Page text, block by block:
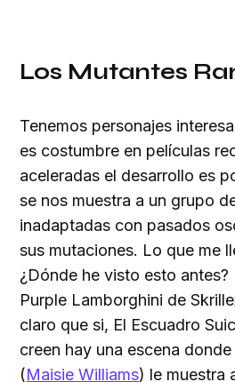
Los Mutantes
Tenemos personajes
es costumbre en películas
aceleradas el desarrollo es
se nos muestra a un grupo
inadaptadas con pasados
sus mutaciones. Lo que me
¿Dónde he visto esto
Purple Lamborghini de
claro que si, El Escuadro
creen hay una escena
(Maisie Williams) le muestra